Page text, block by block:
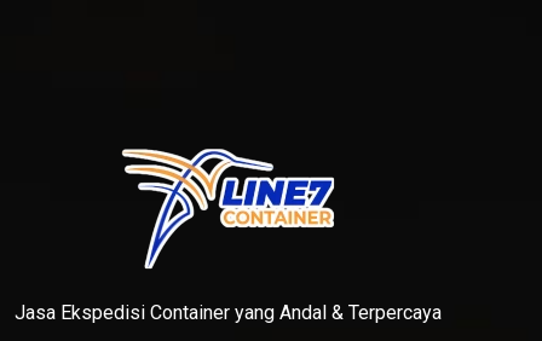
Jasa Ekspedisi Container yang Andal & Terpercaya